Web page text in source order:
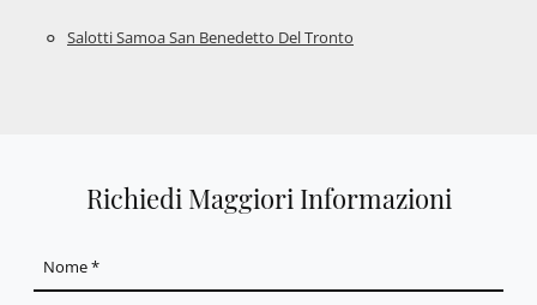
Salotti Samoa San Benedetto Del Tronto
Richiedi Maggiori Informazioni